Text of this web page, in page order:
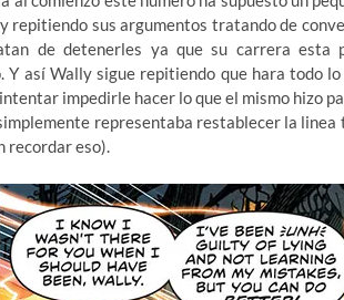
repitiendo sus argumentos tratando de
de detenerles ya que su carrera esta
Y así Wally sigue repitiendo que hara todo
impedirle hacer lo que el mismo hizo
representaba restablecer la linea
recordar eso).